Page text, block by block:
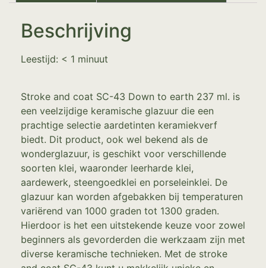
Beschrijving
Leestijd: < 1 minuut
Stroke and coat SC-43 Down to earth 237 ml. is
een veelzijdige keramische glazuur die een
prachtige selectie aardetinten keramiekverf
biedt. Dit product, ook wel bekend als de
wonderglazuur, is geschikt voor verschillende
soorten klei, waaronder leerharde klei,
aardewerk, steengoedklei en porseleinklei. De
glazuur kan worden afgebakken bij temperaturen
variërend van 1000 graden tot 1300 graden.
Hierdoor is het een uitstekende keuze voor zowel
beginners als gevorderden die werkzaam zijn met
diverse keramische technieken. Met de stroke